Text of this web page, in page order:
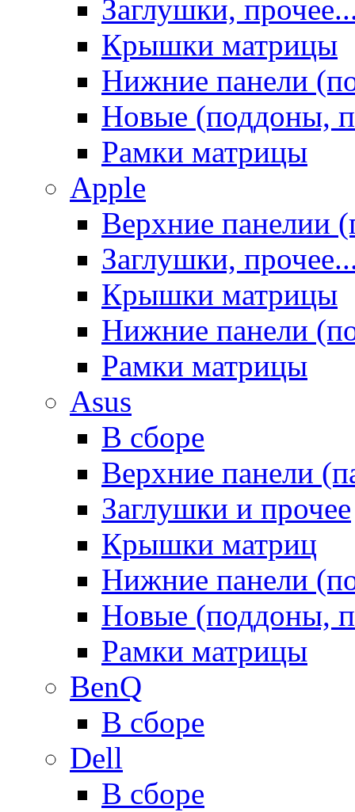
Заглушки,
Крышки матрицы
Нижние панели
Новые (поддоны,
Рамки матрицы
Apple
Верхние панелии
Заглушки,
Крышки матрицы
Нижние панели
Рамки матрицы
Asus
В сборе
Верхние панели
Заглушки и прочее
Крышки матриц
Нижние панели
Новые (поддоны,
Рамки матрицы
BenQ
В сборе
Dell
В сборе